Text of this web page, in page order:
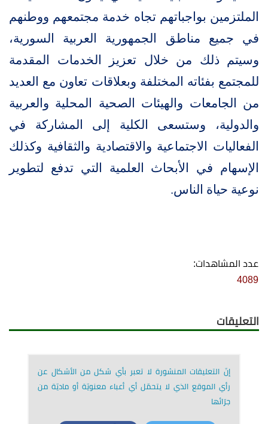
الملتزمين بواجباتهم تجاه خدمة مجتمعهم ووطنهم
في جميع مناطق الجمهورية العربية السورية،
وسيتم ذلك من خلال تعزيز الخدمات المقدمة
للمجتمع بفئاته المختلفة وبعلاقات تعاون مع العديد
من الجامعات والهيئات الصحية المحلية والعربية
والدولية، وستسعى الكلية إلى المشاركة في
الفعاليات الاجتماعية والاقتصادية والثقافية وكذلك
الإسهام في الأبحاث العلمية التي تدفع لتطوير
نوعية حياة الناس.
عدد المشاهدات:
4089
التعليقات
إنّ التعليقات المنشورة لا تعبر بأي شكل من الأشكال عن
رأي الموقع الذي لا يتحمّل أي أعباء معنويّة أو ماديّة من
جرّائها